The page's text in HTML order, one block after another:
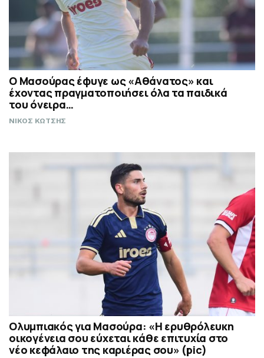
Ο Μασούρας έφυγε ως «Αθάνατος» και
έχοντας πραγματοποιήσει όλα τα παιδικά
του όνειρα…
ΝΙΚΟΣ ΚΩΤΣΗΣ
Ολυμπιακός για Μασούρα: «Η ερυθρόλευκη
οικογένεια σου εύχεται κάθε επιτυχία στο
νέο κεφάλαιο της καριέρας σου» (pic)